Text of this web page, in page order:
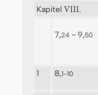
Kapitel VIII.
7,24- 9,50
1 8,1-10